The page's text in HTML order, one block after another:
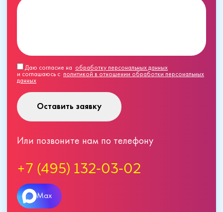
Даю согласие на обработку персональных данных
и соглашаюсь с политикой в отношении обработки персональных
данных
Оставить заявку
Или позвоните нам по телефону
+7 (495) 132-03-02
Max